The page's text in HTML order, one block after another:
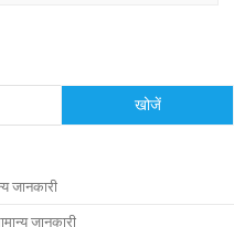
खोजें
जानकारी
जानकारी